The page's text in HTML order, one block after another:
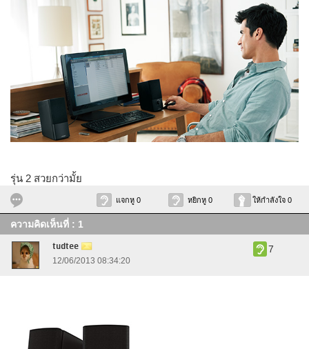
รุ่น 2 สวยกว่ามั้ย
แจกหู 0 หยิกหู 0 ให้กำลังใจ 0
ความคิดเห็นที่ : 1
tudtee
12/06/2013 08:34:20
7